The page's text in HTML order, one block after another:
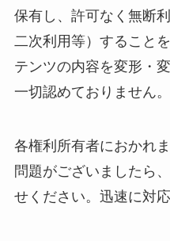
保有し、許可なく無断
二次利用等）すること
テンツの内容を変形・
一切認めておりません。
各権利所有者におかれ
問題がございましたら
せください。迅速に対